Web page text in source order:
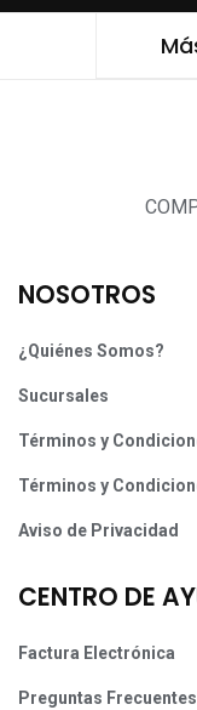
NOSOTROS
¿Quiénes Somos?
Sucursales
Términos y
Términos y
Aviso de Privacidad
CENTRO DE
Factura Electrónica
Preguntas Frecuentes